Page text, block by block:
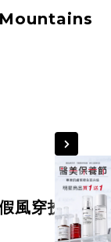
風穿扮